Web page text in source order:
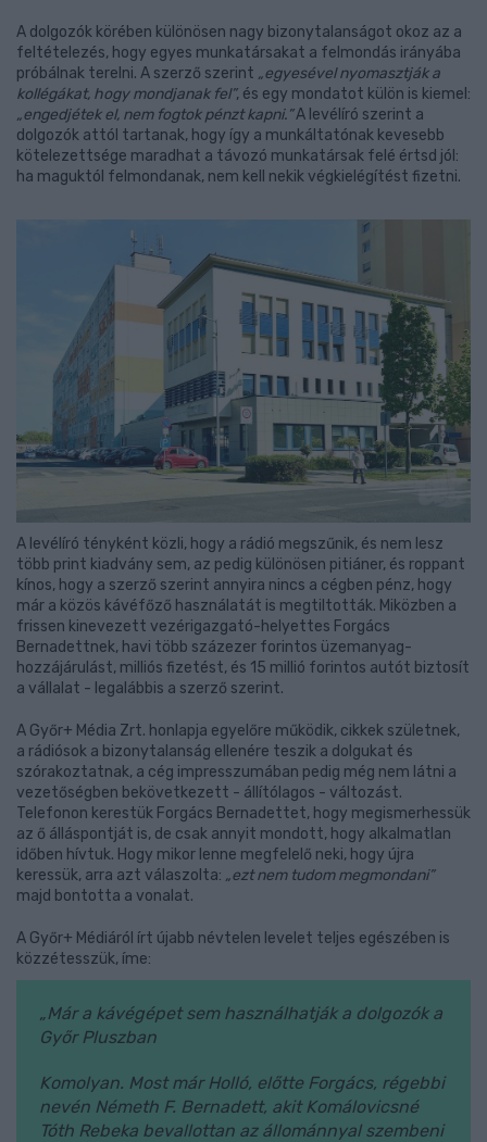
A dolgozók körében különösen nagy bizonytalanságot okoz az a
feltételezés, hogy egyes munkatársakat a felmondás irányába
próbálnak terelni. A szerző szerint „egyesével nyomasztják a
kollégákat, hogy mondjanak fel”, és egy mondatot külön is kiemel:
„engedjétek el, nem fogtok pénzt kapni.”A levélíró szerint a
dolgozók attól tartanak, hogy így a munkáltatónak kevesebb
kötelezettsége maradhat a távozó munkatársak felé értsd jól:
ha maguktól felmondanak, nem kell nekik végkielégítést fizetni.
A levélíró tényként közli, hogy a rádió megszűnik, és nem lesz
több print kiadvány sem, az pedig különösen pitiáner, és roppant
kínos, hogy a szerző szerint annyira nincs a cégben pénz, hogy
már a közös kávéfőző használatát is megtiltották. Miközben a
frissen kinevezett vezérigazgató-helyettes Forgács
Bernadettnek, havi több százezer forintos üzemanyag-
hozzájárulást, milliós fizetést, és 15 millió forintos autót biztosít
a vállalat - legalábbis a szerző szerint.
A Győr+ Média Zrt. honlapja egyelőre működik, cikkek születnek,
a rádiósok a bizonytalanság ellenére teszik a dolgukat és
szórakoztatnak, a cég impresszumában pedig még nem látni a
vezetőségben bekövetkezett - állítólagos - változást.
Telefonon kerestük Forgács Bernadettet, hogy megismerhessük
az ő álláspontját is, de csak annyit mondott, hogy alkalmatlan
időben hívtuk. Hogy mikor lenne megfelelő neki, hogy újra
keressük, arra azt válaszolta: „ezt nem tudom megmondani”
majd bontotta a vonalat.
A Győr+ Médiáról írt újabb névtelen levelet teljes egészében is
közzétesszük, íme:
„Már a kávégépet sem használhatják a dolgozók a
Győr Pluszban
Komolyan. Most már Holló, előtte Forgács, régebbi
nevén Németh F. Bernadett, akit Komálovicsné
Tóth Rebeka bevallottan az állománnyal szembeni